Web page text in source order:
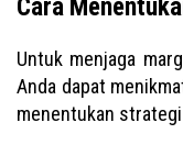
Cara
Untuk menjaga
Anda dapat
menentukan